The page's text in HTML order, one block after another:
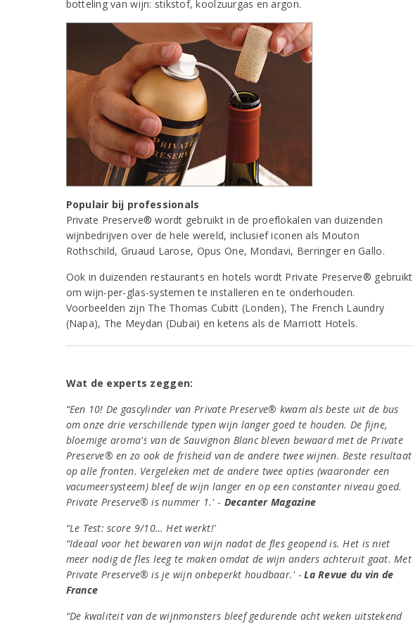
botteling van wijn: stikstof, koolzuurgas en argon.
Populair bij professionals
Private Preserve® wordt gebruikt in de proeflokalen van duizenden
wijnbedrijven over de hele wereld, inclusief iconen als Mouton
Rothschild, Gruaud Larose, Opus One, Mondavi, Berringer en Gallo.
Ook in duizenden restaurants en hotels wordt Private Preserve® gebruikt
om wijn-per-glas-systemen te installeren en te onderhouden.
Voorbeelden zijn The Thomas Cubitt (Londen), The French Laundry
(Napa), The Meydan (Dubai) en ketens als de Marriott Hotels.
Wat de experts zeggen:
“Een 10! De gascylinder van Private Preserve® kwam als beste uit de bus
om onze drie verschillende typen wijn langer goed te houden. De fijne,
bloemige aroma's van de Sauvignon Blanc bleven bewaard met de Private
Preserve® en zo ook de frisheid van de andere twee wijnen. Beste resultaat
op alle fronten. Vergeleken met de andere twee opties (waaronder een
vacumeersysteem) bleef de wijn langer en op een constanter niveau goed.
Private Preserve® is nummer 1.' - Decanter Magazine
“Le Test: score 9/10… Het werkt!'
“Ideaal voor het bewaren van wijn nadat de fles geopend is. Het is niet
meer nodig de fles leeg te maken omdat de wijn anders achteruit gaat. Met
Private Preserve® is je wijn onbeperkt houdbaar.' -La Revue du vin de
France
“De kwaliteit van de wijnmonsters bleef gedurende acht weken uitstekend